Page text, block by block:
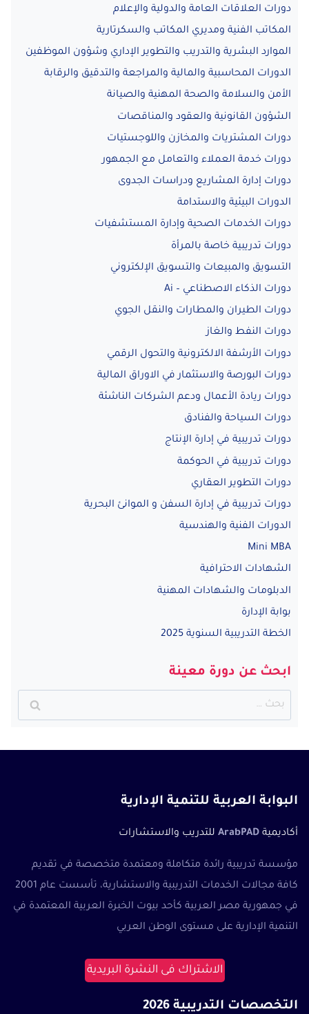
دورات العلاقات العامة والدولية والإعلام
المكاتب الفنية ومديري المكاتب والسكرتارية
الموارد البشرية والتدريب والتطوير الإداري وشؤون الموظفين
الدورات المحاسبية والمالية والمراجعة والتدقيق والرقابة
الأمن والسلامة والصحة المهنية والصيانة
الشؤون القانونية والعقود والمناقصات
دورات المشتريات والمخازن واللوجستيات
دورات خدمة العملاء والتعامل مع الجمهور
دورات إدارة المشاريع ودراسات الجدوى
الدورات البيئية والاستدامة
دورات الخدمات الصحية وإدارة المستشفيات
دورات تدريبية خاصة بالمرأة
التسويق والمبيعات والتسويق الإلكتروني
دورات الذكاء الاصطناعي – Ai
دورات الطيران والمطارات والنقل الجوي
دورات النفط والغاز
دورات الأرشفة الالكترونية والتحول الرقمي
دورات البورصة والاستثمار في الاوراق المالية
دورات ريادة الأعمال ودعم الشركات الناشئة
دورات السياحة والفنادق
دورات تدريبية في إدارة الإنتاج
دورات تدريبية في الحوكمة
دورات التطوير العقاري
دورات تدريبية في إدارة السفن و الموانئ البحرية
الدورات الفنية والهندسية
Mini MBA
الشهادات الاحترافية
الدبلومات والشهادات المهنية
بوابة الإدارة
الخطة التدريبية السنوية 2025
ابحث عن دورة معينة
البحث
عن:
البوابة العربية للتنمية الإدارية
أكاديمية ArabPAD للتدريب والاستشارات
مؤسسة تدريبية رائدة متكاملة ومعتمدة متخصصة في تقديم
كافة مجالات الخدمات التدريبية والاستشارية، تأسست عام 2001
في جمهورية مصر العربية كأحد بيوت الخبرة العربية المعتمدة في
التنمية الإدارية على مستوى الوطن العربي
الاشتراك فى النشرة البريدية
التخصصات التدريبية 2026